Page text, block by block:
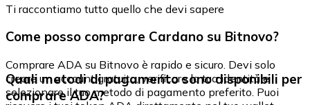
Ti raccontiamo tutto quello che devi sapere
Come posso comprare Cardano su Bitnovo?
Comprare ADA su Bitnovo è rapido e sicuro. Devi solo
creare un account gratuito, verificare la tua identità e
selezionare il tuo metodo di pagamento preferito. Puoi
Quali metodi di pagamento sono disponibili per
comprare ADA?